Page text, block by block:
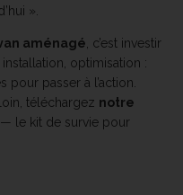
».
aménagé, c’est investir
optimisation :
pour passer à l’action.
téléchargez notre
— le kit de survie pour